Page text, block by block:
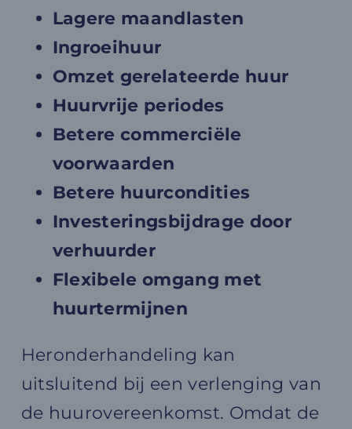
Lagere maandlasten
Ingroeihuur
Omzet gerelateerde huur
Huurvrije periodes
Betere commerciële
voorwaarden
Betere huurcondities
Investeringsbijdrage door
verhuurder
Flexibele omgang met
huurtermijnen
Heronderhandeling kan
uitsluitend bij een verlenging van
de huurovereenkomst. Omdat de